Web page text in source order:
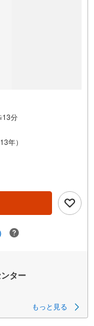
13分
年）
ター
もっと見る